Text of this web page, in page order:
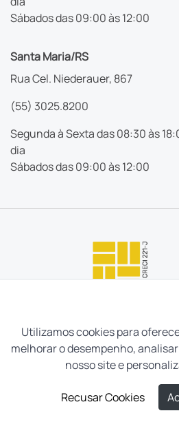
Sábados das 09:00 às 12:00
Santa Maria/RS
Rua Cel. Niederauer, 867
(55) 3025.8200
Segunda à Sexta das 08:30 às
dia
Sábados das 09:00 às 12:00
Neves e Filhos Administração e
Utilizamos cookies para
melhorar o desempenho,
nosso site e
Recusar Cookies